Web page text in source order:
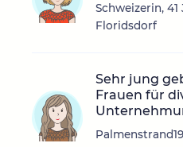
Schweizerin, 41
Floridsdorf
Sehr jung
Frauen für